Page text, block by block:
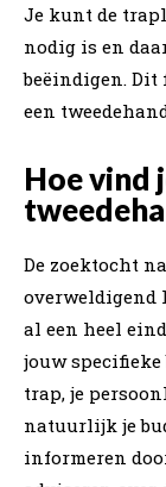
Je kunt de
nodig is en
beëindigen. Dit
een
Hoe vind
De zoektocht
overweldigend
al een heel
jouw specifieke
trap, je
natuurlijk je
informeren